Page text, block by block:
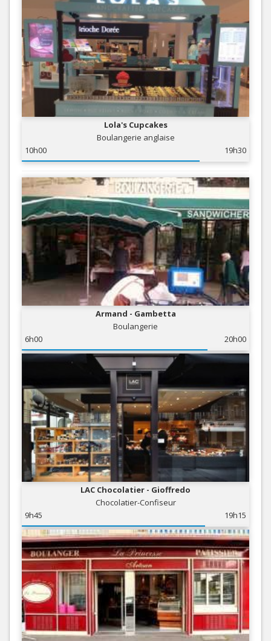
Lola's Cupcakes
Boulangerie anglaise
10h00
19h30
Armand - Gambetta
Boulangerie
6h00
20h00
LAC Chocolatier - Gioffredo
Chocolatier-Confiseur
9h45
19h15